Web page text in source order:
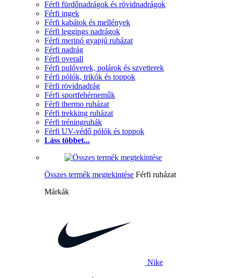
Férfi fürdőnadrágok és rövidnadrágok
Férfi ingek
Férfi kabátok és mellények
Férfi leggings nadrágok
Férfi merinó gyapjú ruházat
Férfi nadrág
Férfi overall
Férfi pulóverek, polárok és szvetterek
Férfi pólók, trikók és toppok
Férfi rövidnadrág
Férfi sportfehérneműk
Férfi thermo ruházat
Férfi trekking ruházat
Férfi tréningruhák
Férfi UV-védő pólók és toppok
Láss többet...
Összes termék megtekintése Férfi ruházat
Márkák
Nike